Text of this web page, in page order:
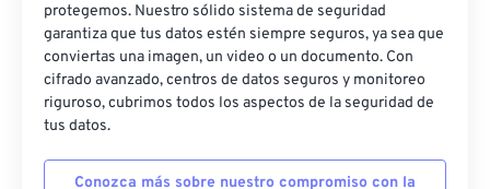
protegemos. Nuestro sólido sistema de seguridad
garantiza que tus datos estén siempre seguros, ya sea que
conviertas una imagen, un video o un documento. Con
cifrado avanzado, centros de datos seguros y monitoreo
riguroso, cubrimos todos los aspectos de la seguridad de
tus datos.
Conozca más sobre nuestro compromiso con la